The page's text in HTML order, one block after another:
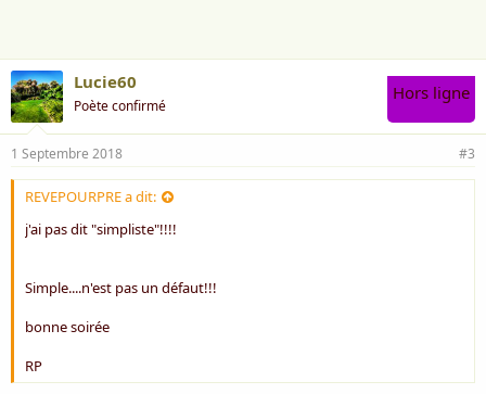
Lucie60
Poète confirmé
Hors ligne
1 Septembre 2018 #3
REVEPOURPRE a dit:
j'ai pas dit "simpliste"!!!!
Simple....n'est pas un défaut!!!
bonne soirée
RP